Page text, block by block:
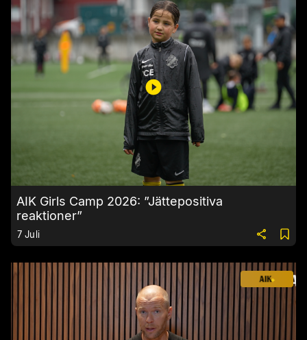
AIK Girls Camp 2026: ”Jättepositiva
reaktioner”
7 Juli